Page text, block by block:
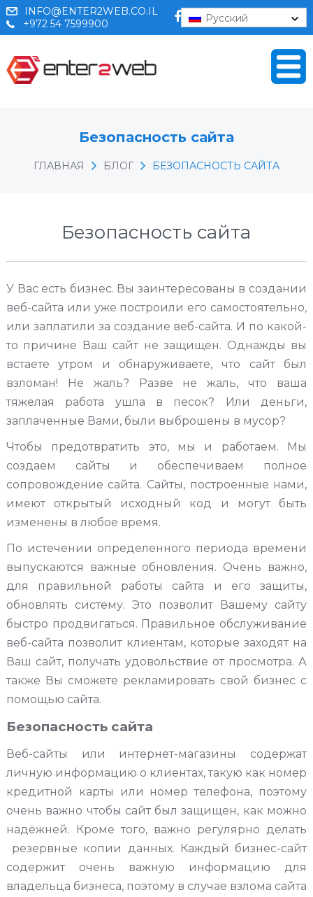
INFO@ENTER2WEB.CO.IL
+972 54 7599900
Русский
Безопасность сайта
ГЛАВНАЯ БЛОГ БЕЗОПАСНОСТЬ САЙТА
Безопасность сайта
У Вас есть бизнес. Вы заинтересованы в создании
веб-сайта или уже построили его самостоятельно,
или заплатили за создание веб-сайта. И по какой-
то причине Ваш сайт не защищён. Однажды вы
встаете утром и обнаруживаете, что сайт был
взломан! Не жаль? Разве не жаль, что ваша
тяжелая работа ушла в песок? Или деньги,
заплаченные Вами, были выброшены в мусор?
Чтобы предотвратить это, мы и работаем. Мы
создаем сайты и обеспечиваем полное
сопровождение сайта. Сайты, построенные нами,
имеют открытый исходный код и могут быть
изменены в любое время.
По истечении определенного периода времени
выпускаются важные обновления. Очень важно,
для правильной работы сайта и его защиты,
обновлять систему. Это позволит Вашему сайту
быстро продвигаться. Правильное обслуживание
веб-сайта позволит клиентам, которые заходят на
Ваш сайт, получать удовольствие от просмотра. А
также Вы сможете рекламировать свой бизнес с
помощью сайта.
Безопасность сайта
Веб-сайты или интернет-магазины содержат
личную информацию о клиентах, такую ​​как номер
кредитной карты или номер телефона, поэтому
очень важно чтобы сайт был защищен, как можно
надёжней. Кроме того, важно регулярно делать
резервные копии данных. Каждый бизнес-сайт
содержит очень важную информацию для
владельца бизнеса, поэтому в случае взлома сайта